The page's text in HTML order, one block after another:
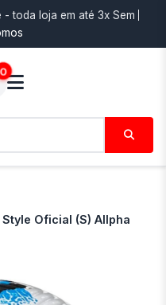
- toda loja em até 3x Sem
0
Oficial (S) Allpha